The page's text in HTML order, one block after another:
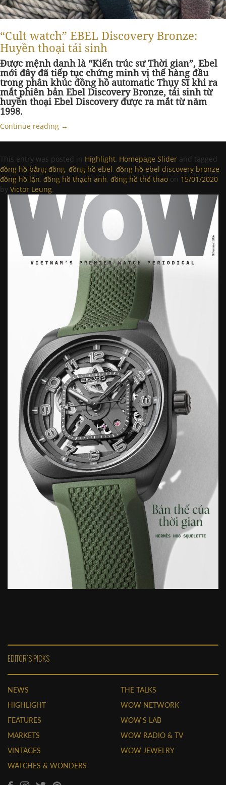
“Cult watch” EBEL Discovery Bronze:
Huyền thoại tái sinh
Được mệnh danh là “Kiến trúc sư Thời gian”, Ebel
mới đây đã tiếp tục chứng minh vị thế hàng đầu
trong phân khúc đồng hồ automatic Thụy Sĩ khi ra
mắt phiên bản Ebel Discovery Bronze, tái sinh từ
huyền thoại Ebel Discovery được ra mắt từ năm
1998.
Continue reading →
This entry was posted in Highlight, Homepage Slider and tagged
đồng hồ bằng đồng, đồng hồ ebel, đồng hồ ebel discovery bronze,
đồng hồ lặn, đồng hồ thạch anh, đồng hồ thể thao on 15/01/2020
by Victor Leung.
EDITOR'S PICKS
NEWS
HIGHLIGHT
FEATURES
MARKETS
VINTAGES
WATCHES & WONDERS
THE TALKS
WOW NETWORK
WOW'S LAB
WOW RADIO & TV
WOW JEWELRY